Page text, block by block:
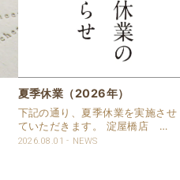
夏季休業（2026年）
下記の通り、夏季休業を実施させ
ていただきます。 淀屋橋店 通
常営業いたします。 奈良店 8月
2026.08.01 NEWS